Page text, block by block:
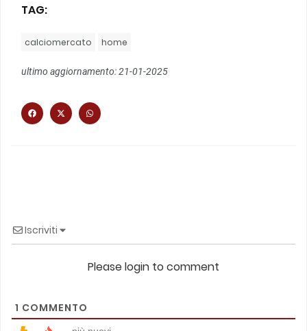
TAG:
calciomercato home
ultimo aggiornamento: 21-01-2025
Iscriviti
Please login to comment
1 COMMENTO